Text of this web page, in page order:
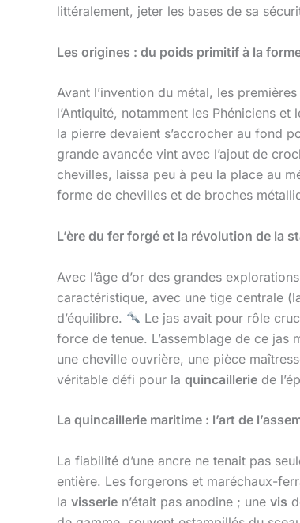
littéralement, jeter les bases de sa
Les origines : du poids primitif à la
Avant l’invention du métal, les
l’Antiquité, notamment les Phéniciens
la pierre devaient s’accrocher au fond
grande avancée vint avec l’ajout de
chevilles, laissa peu à peu la place au
forme de chevilles et de broches
L’ère du fer forgé et la révolution de la
Avec l’âge d’or des grandes
caractéristique, avec une tige centrale
d’équilibre.
Le jas avait pour rôle
force de tenue. L’assemblage de ce
une cheville ouvrière, une pièce
véritable défi pour la quincaillerie de
La quincaillerie maritime : l’art de
La fiabilité d’une ancre ne tenait pas
entière. Les forgerons et maréchaux-
la visserie n’était pas anodine ; une vis